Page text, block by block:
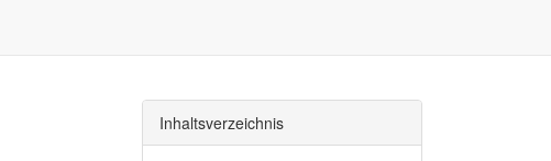
Inhaltsverzeichnis